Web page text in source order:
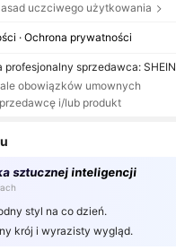
uczciwego użytkowania
· Ochrona prywatności
profesjonalny sprzedawca: SHEIN
obowiązków umownych
i/lub produkt
sztucznej inteligencji
styl na co dzień.
krój i wyrazisty wygląd.